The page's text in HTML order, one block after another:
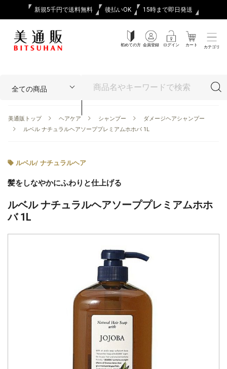
新規5千円で送料無料 後払いOK 15時まで即日発送
初めての方 会員登録 ログイン カート カテゴリ
美通販トップ ヘアケア シャンプー
ダメージヘアシャンプー
ルベル ナチュラルヘアソーププレミアムホホバ 1L
ルベル/ ナチュラルヘア
髪をしなやかにふわりと仕上げる
ルベル ナチュラルヘアソーププレミアムホホ
バ 1L